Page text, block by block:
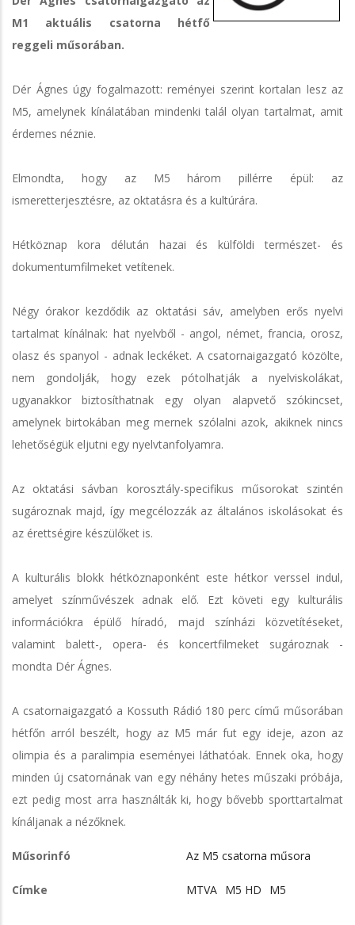
M1 aktuális csatorna hétfő
reggeli műsorában.
Dér Ágnes úgy fogalmazott: reményei szerint kortalan lesz az
M5, amelynek kínálatában mindenki talál olyan tartalmat, amit
érdemes néznie.
Elmondta, hogy az M5 három pillérre épül: az
ismeretterjesztésre, az oktatásra és a kultúrára.
Hétköznap kora délután hazai és külföldi természet- és
dokumentumfilmeket vetítenek.
Négy órakor kezdődik az oktatási sáv, amelyben erős nyelvi
tartalmat kínálnak: hat nyelvből - angol, német, francia, orosz,
olasz és spanyol - adnak leckéket. A csatornaigazgató közölte,
nem gondolják, hogy ezek pótolhatják a nyelviskolákat,
ugyanakkor biztosíthatnak egy olyan alapvető szókincset,
amelynek birtokában meg mernek szólalni azok, akiknek nincs
lehetőségük eljutni egy nyelvtanfolyamra.
Az oktatási sávban korosztály-specifikus műsorokat szintén
sugároznak majd, így megcélozzák az általános iskolásokat és
az érettségire készülőket is.
A kulturális blokk hétköznaponként este hétkor verssel indul,
amelyet színművészek adnak elő. Ezt követi egy kulturális
információkra épülő híradó, majd színházi közvetítéseket,
valamint balett-, opera- és koncertfilmeket sugároznak -
mondta Dér Ágnes.
A csatornaigazgató a Kossuth Rádió 180 perc című műsorában
hétfőn arról beszélt, hogy az M5 már fut egy ideje, azon az
olimpia és a paralimpia eseményei láthatóak. Ennek oka, hogy
minden új csatornának van egy néhány hetes műszaki próbája,
ezt pedig most arra használták ki, hogy bővebb sporttartalmat
kínáljanak a nézőknek.
Műsorinfó Az M5 csatorna műsora
Címke MTVA M5 HD M5